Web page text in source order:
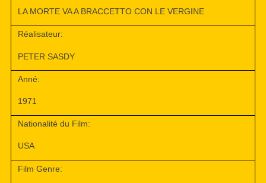
LA MORTE VA A BRACCETTO CON LE VERGINE
Réalisateur:
PETER SASDY
Anné:
1971
Nationalité du Film:
USA
Film Genre: